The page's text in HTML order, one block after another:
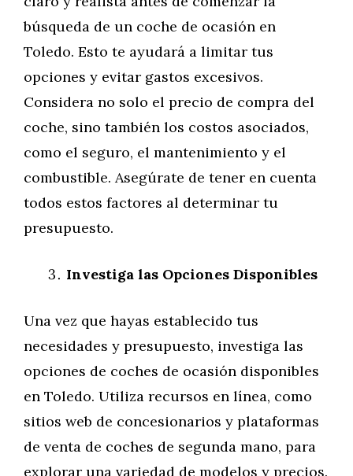
búsqueda de un coche de ocasión en
Toledo. Esto te ayudará a limitar tus
opciones y evitar gastos excesivos.
Considera no solo el precio de compra del
coche, sino también los costos asociados,
como el seguro, el mantenimiento y el
combustible. Asegúrate de tener en cuenta
todos estos factores al determinar tu
presupuesto.
Investiga las Opciones Disponibles
Una vez que hayas establecido tus
necesidades y presupuesto, investiga las
opciones de coches de ocasión disponibles
en Toledo. Utiliza recursos en línea, como
sitios web de concesionarios y plataformas
de venta de coches de segunda mano, para
explorar una variedad de modelos y precios.